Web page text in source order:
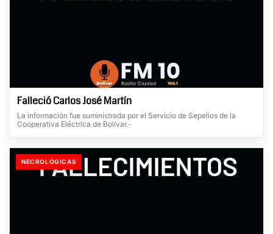
Falleció Carlos José Martín
La información fue suministrada por el Servicio de Sepelios de la
Cooperativa Eléctrica de Bolívar.-
NECROLÓGICAS